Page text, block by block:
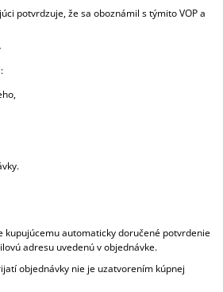
potvrdzuje, že sa oboznámil s týmito VOP a
kupujúcemu automaticky doručené potvrdenie
adresu uvedenú v objednávke.
objednávky nie je uzatvorením kúpnej